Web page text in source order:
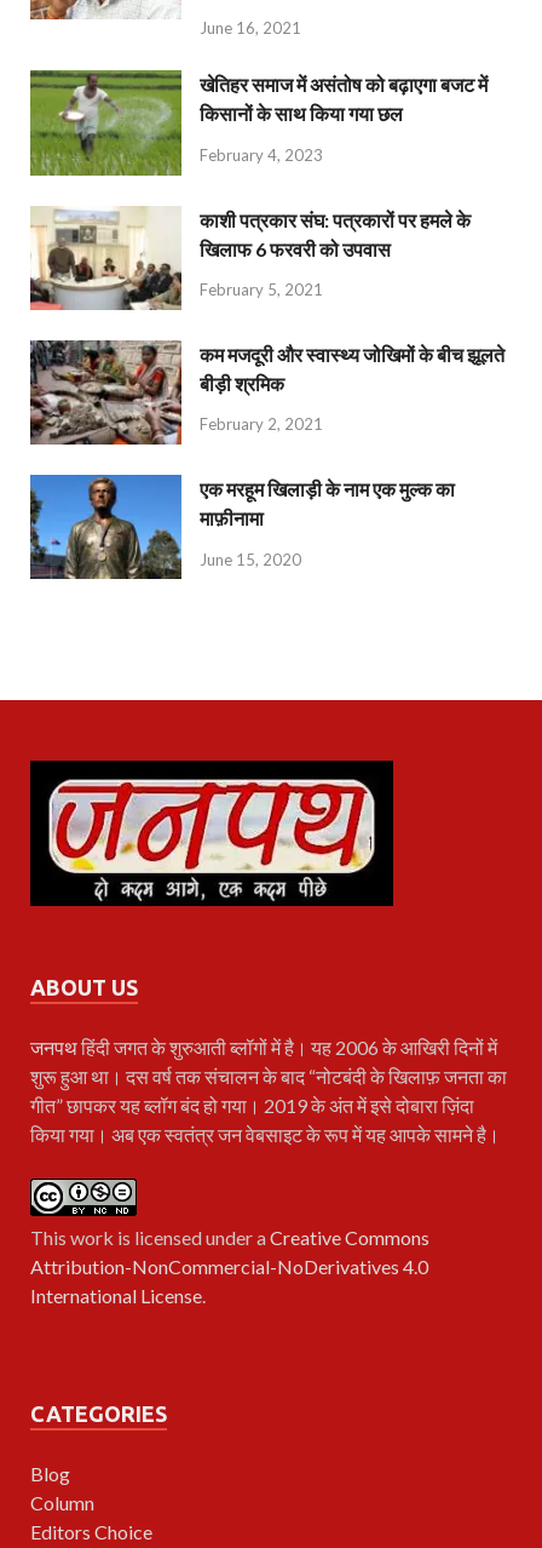
June 16, 2021
खेतिहर समाज में असंतोष को बढ़ाएगा बजट में
किसानों के साथ किया गया छल
February 4, 2023
काशी पत्रकार संघ: पत्रकारों पर हमले के
खिलाफ 6 फरवरी को उपवास
February 5, 2021
कम मजदूरी और स्वास्थ्य जोखिमों के बीच झूलते
बीड़ी श्रमिक
February 2, 2021
एक मरहूम खिलाड़ी के नाम एक मुल्क का
माफ़ीनामा
June 15, 2020
ABOUT US
जनपथहिंदी जगत के शुरुआती ब्लॉगों में है। यह 2006 के आखिरी दिनों में
शुरू हुआ था। दस वर्ष तक संचालन के बाद “नोटबंदी के खिलाफ़ जनता का
गीत” छापकर यह ब्लॉग बंद हो गया। 2019 के अंत में इसे दोबारा ज़िंदा
किया गया। अब एक स्वतंत्र जन वेबसाइट के रूप में यह आपके सामने है।
This work is licensed under aCreative Commons
Attribution-NonCommercial-NoDerivatives 4.0
International License.
CATEGORIES
Blog
Column
Editors Choice